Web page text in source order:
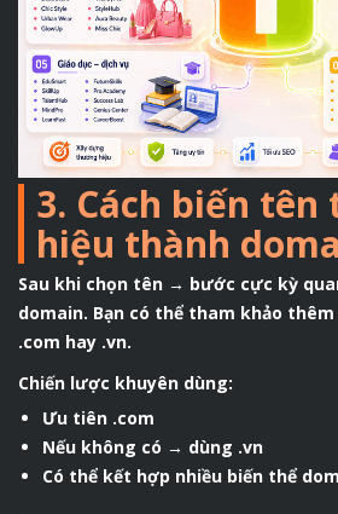
3. Cách biến
hiệu thành
Sau khi chọn tên → bước cực kỳ
domain. Bạn có thể tham khảo
.com hay .vn.
Chiến lược khuyên dùng:
Ưu tiên .com
Nếu không có → dùng .vn
Có thể kết hợp nhiều biến thể